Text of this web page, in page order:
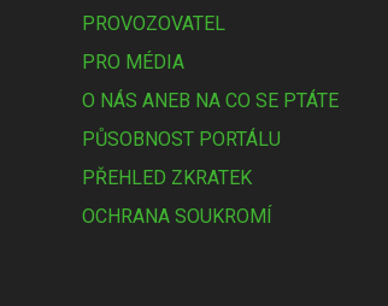
PROVOZOVATEL
PRO MÉDIA
O NÁS ANEB NA CO SE PTÁTE
PŮSOBNOST PORTÁLU
PŘEHLED ZKRATEK
OCHRANA SOUKROMÍ